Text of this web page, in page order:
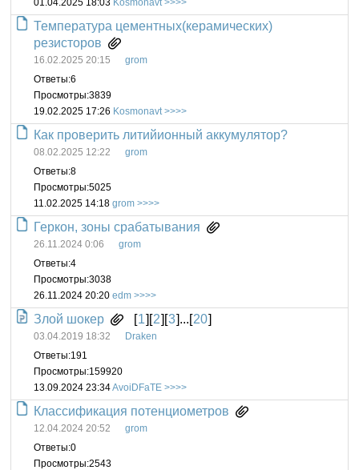
01.04.2025 18:03 Kosmonavt
Температура цементных(керамических)
резисторов
16.02.2025 20:15
grom
Ответы:6
Просмотры:3839
19.02.2025 17:26 Kosmonavt
Как проверить литийионный аккумулятор?
08.02.2025 12:22
grom
Ответы:8
Просмотры:5025
11.02.2025 14:18 grom
Геркон, зоны срабатывания
26.11.2024 0:06
grom
Ответы:4
Просмотры:3038
26.11.2024 20:20 edm
Злой шокер [1][2][3]...[20]
03.04.2019 18:32
Draken
Ответы:191
Просмотры:159920
13.09.2024 23:34AvoiDFaTE
Классификация потенциометров
12.04.2024 20:52
grom
Ответы:0
Просмотры:2543